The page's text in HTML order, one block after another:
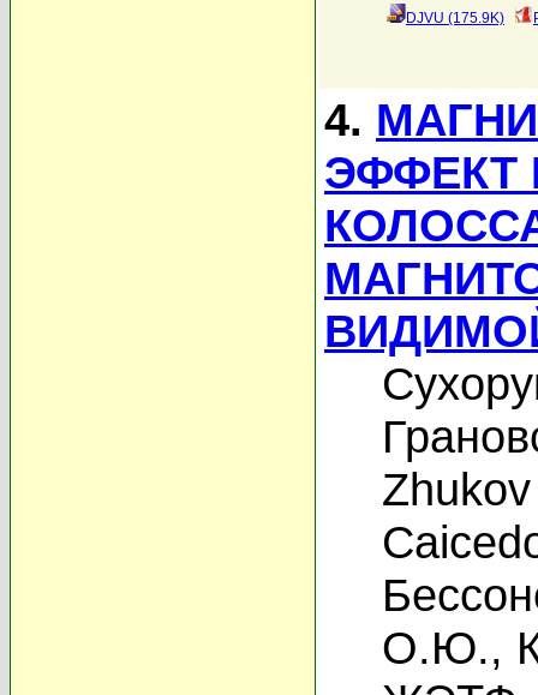
DJVU (175.9K)
4.
ЭФФЕКТ
О.Ю.,